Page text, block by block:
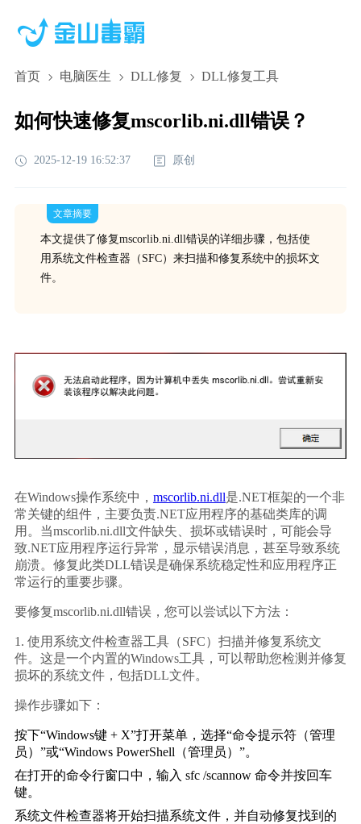
首页 电脑医生 DLL修复 DLL修复工具
如何快速修复mscorlib.ni.dll错误？
2025-12-19 16:52:37 原创
文章摘要
本文提供了修复mscorlib.ni.dll错误的详细步骤，包括使
用系统文件检查器（SFC）来扫描和修复系统中的损坏文
件。
在Windows操作系统中， mscorlib.ni.dll是.NET框架的一个非
常关键的组件，主要负责.NET应用程序的基础类库的调
用。当mscorlib.ni.dll文件缺失、损坏或错误时，可能会导
致.NET应用程序运行异常，显示错误消息，甚至导致系统
崩溃。修复此类DLL错误是确保系统稳定性和应用程序正
常运行的重要步骤。
要修复mscorlib.ni.dll错误，您可以尝试以下方法：
1. 使用系统文件检查器工具（SFC）扫描并修复系统文
件。这是一个内置的Windows工具，可以帮助您检测并修复
损坏的系统文件，包括DLL文件。
操作步骤如下：
按下“Windows键 + X”打开菜单，选择“命令提示符（管理
员）”或“Windows PowerShell（管理员）”。
在打开的命令行窗口中，输入 sfc /scannow 命令并按回车
键。
系统文件检查器将开始扫描系统文件，并自动修复找到的